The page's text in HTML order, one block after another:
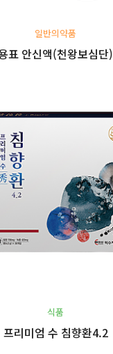
일반의약품
표 안신액(천왕보심단)
식품
프리미엄 수 침향환4.2